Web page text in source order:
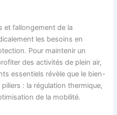
et l’allongement de la
les besoins en
Pour maintenir un
des activités de plein air,
essentiels révèle que le bien-
: la régulation thermique,
de la mobilité.